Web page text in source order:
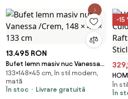
13.495 RON
Bufet lemn masiv nuc Vanessa
/Crem, 148 × 45 × 133 cm
133×148×45 cm, în stil modern,
mată
În stoc
Livrare gratuită
-15
și
În
În